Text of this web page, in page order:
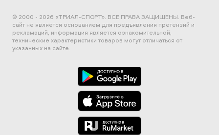
© 2000 - 2026 «ТРИАЛ-СПОРТ». ВСЕ ПРАВА ЗАЩИЩЕНЫ. Веб-
сайт не является основанием для предъявления претензий и
рекламаций, информация является ознакомительной,
технические характеристики товаров могут отличаться от
указанных на сайте.